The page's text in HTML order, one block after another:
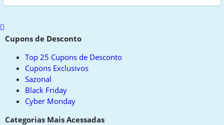
Scroll
toCupons de Desconto
Top 25 Cupons de Desconto
Cupons Exclusivos
Sazonal
Black Friday
Cyber Monday
Categorias Mais Acessadas